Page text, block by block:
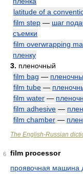
latitude of a
film step — шаг
съемки
film overwrapping
пленку
3. пленочный
film bag —
film tube —
film water —
film adhesive —
film chamber —
The English-Russian
6
film processor
проявочная машина